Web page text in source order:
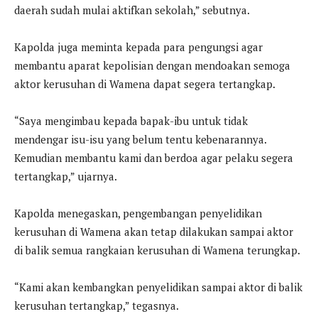
daerah sudah mulai aktifkan sekolah,” sebutnya.
Kapolda juga meminta kepada para pengungsi agar
membantu aparat kepolisian dengan mendoakan semoga
aktor kerusuhan di Wamena dapat segera tertangkap.
“Saya mengimbau kepada bapak-ibu untuk tidak
mendengar isu-isu yang belum tentu kebenarannya.
Kemudian membantu kami dan berdoa agar pelaku segera
tertangkap,” ujarnya.
Kapolda menegaskan, pengembangan penyelidikan
kerusuhan di Wamena akan tetap dilakukan sampai aktor
di balik semua rangkaian kerusuhan di Wamena terungkap.
“Kami akan kembangkan penyelidikan sampai aktor di balik
kerusuhan tertangkap,” tegasnya.